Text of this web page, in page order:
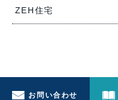
ZEH住宅
お問い合わせ